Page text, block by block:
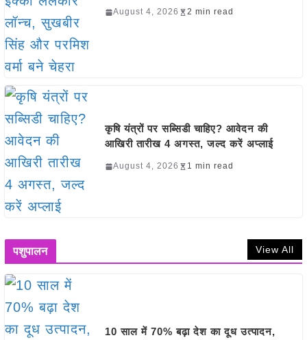
August 4, 2026 2 min read
कृषि यंत्रों पर सब्सिडी चाहिए? आवेदन की
आखिरी तारीख 4 अगस्त, जल्द करें अप्लाई
August 4, 2026 1 min read
पशुपालन View All
10 साल में 70% बढ़ा देश का दूध उत्पादन,